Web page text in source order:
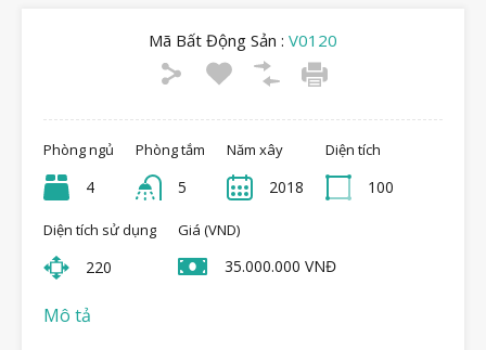
Mã Bất Động Sản : V0120
Phòng ngủ
4
Phòng tắm
5
Năm xây
2018
Diện tích
100
Diện tích sử dụng
220
Giá (VND)
35.000.000 VNĐ
Mô tả